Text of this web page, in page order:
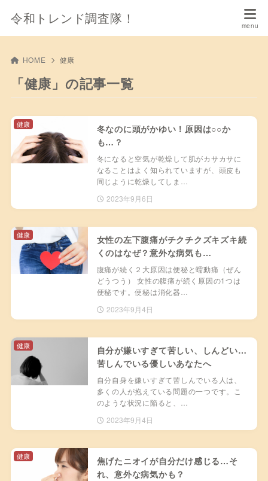
令和トレンド調査隊！
HOME 健康
「健康」の記事一覧
冬なのに頭がかゆい！原因は○○か
も…？
冬になると空気が乾燥して肌がカサカサに
なることはよく知られていますが、頭皮も
同じように乾燥してしま…
2023年9月6日
健康
女性の左下腹痛がチクチクズキズキ続
くのはなぜ？意外な病気も…
腹痛が続く２大原因は便秘と蠕動痛（ぜん
どうつう） 女性の腹痛が続く原因の1つは
便秘です。便秘は消化器…
2023年9月4日
健康
自分が嫌いすぎて苦しい、しんどい…
苦しんでいる優しいあなたへ
自分自身を嫌いすぎて苦しんでいる人は、
多くの人が抱えている問題の一つです。こ
のような状況に陥ると、…
2023年9月4日
健康
焦げたニオイが自分だけ感じる…そ
れ、意外な病気かも？
健康